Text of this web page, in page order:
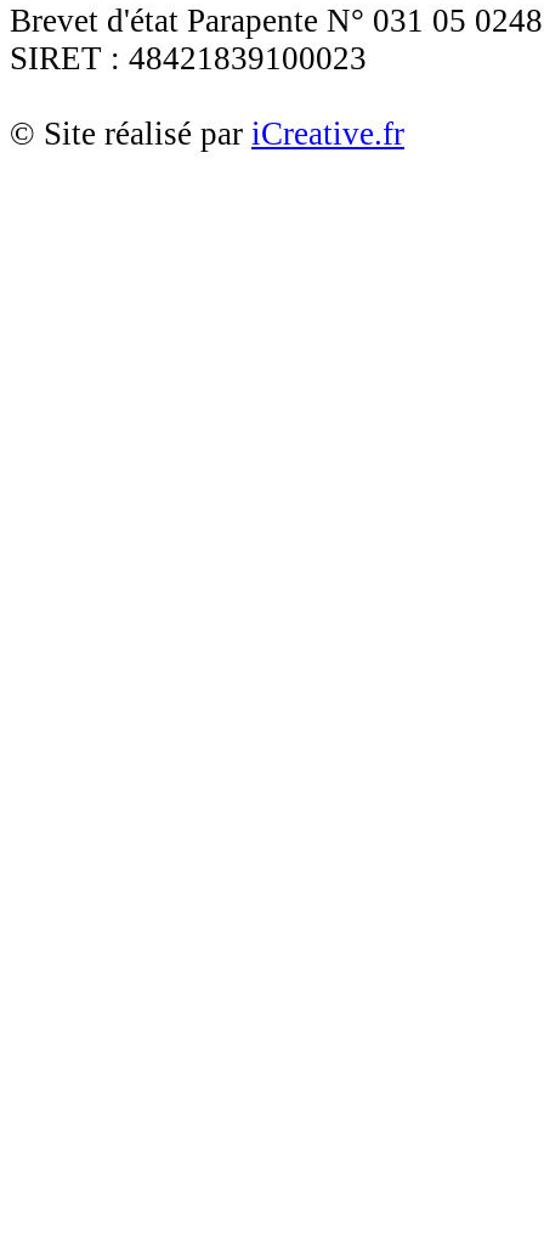
Brevet d'état Parapente N° 031 05 0248
SIRET : 48421839100023
© Site réalisé par iCreative.fr